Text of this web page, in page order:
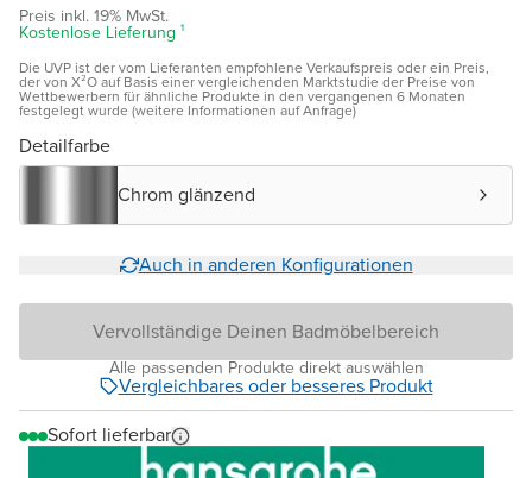
Preis inkl. 19% MwSt.
Kostenlose Lieferung ¹
Die UVP ist der vom Lieferanten empfohlene Verkaufspreis oder ein Preis,
der von X²O auf Basis einer vergleichenden Marktstudie der Preise von
Wettbewerbern für ähnliche Produkte in den vergangenen 6 Monaten
festgelegt wurde (weitere Informationen auf Anfrage)
Detailfarbe
Chrom glänzend
Auch in anderen Konfigurationen
Vervollständige Deinen Badmöbelbereich
Alle passenden Produkte direkt auswählen
Vergleichbares oder besseres Produkt
Sofort lieferbar